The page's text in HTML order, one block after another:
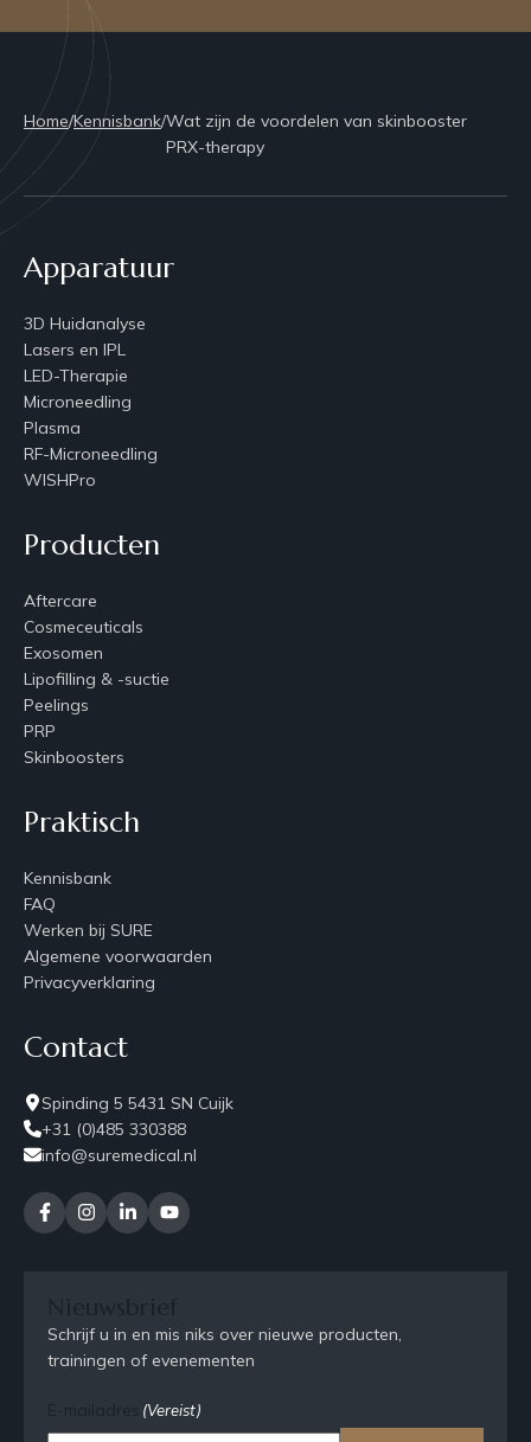
Home/Kennisbank/Wat zijn de voordelen van skinbooster
PRX-therapy
Apparatuur
3D Huidanalyse
Lasers en IPL
LED-Therapie
Microneedling
Plasma
RF-Microneedling
WISHPro
Producten
Aftercare
Cosmeceuticals
Exosomen
Lipofilling & -suctie
Peelings
PRP
Skinboosters
Praktisch
Kennisbank
FAQ
Werken bij SURE
Algemene voorwaarden
Privacyverklaring
Contact
Spinding 5 5431 SN Cuijk
+31 (0)485 330388
info@suremedical.nl
Schrijf u in en mis niks over nieuwe producten,
trainingen of evenementen
(Vereist)